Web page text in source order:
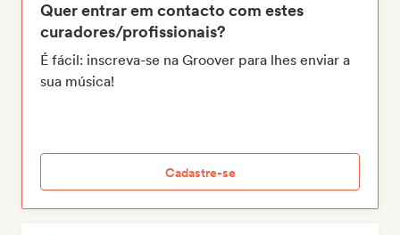
Quer entrar em contacto com estes
curadores/profissionais?
É fácil: inscreva-se na Groover para lhes enviar a
sua música!
Cadastre-se